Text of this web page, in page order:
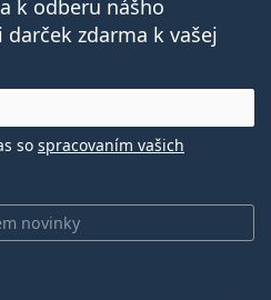
k odberu nášho
zdarma k vašej
novinky
so spracovaním vašich